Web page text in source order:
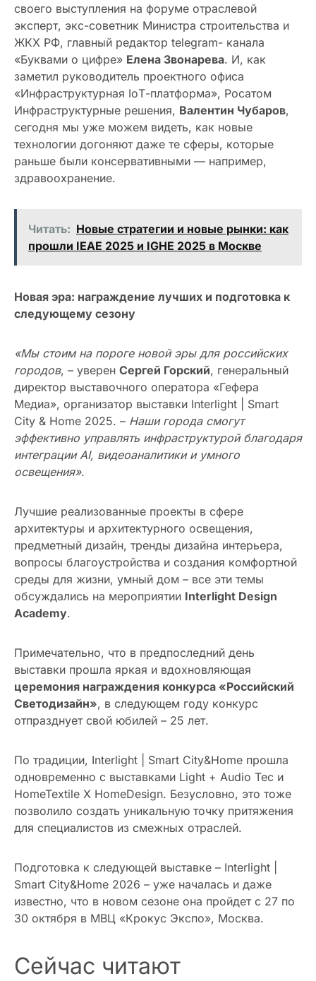
своего выступления на форуме отраслевой
эксперт, экс-советник Министра строительства и
ЖКХ РФ, главный редактор telegram- канала
«Буквами о цифре» Елена Звонарева. И, как
заметил руководитель проектного офиса
«Инфраструктурная IoТ-платформа», Росатом
Инфраструктурные решения, Валентин Чубаров,
сегодня мы уже можем видеть, как новые
технологии догоняют даже те сферы, которые
раньше были консервативными — например,
здравоохранение.
Читать: Новые стратегии и новые рынки: как
прошли IEAE 2025 и IGHE 2025 в Москве
Новая эра: награждение лучших и подготовка к
следующему сезону
«Мы стоим на пороге новой эры для российских
городов, – уверен Сергей Горский, генеральный
директор выставочного оператора «Гефера
Медиа», организатор выставки Interlight | Smart
City & Home 2025. – Наши города смогут
эффективно управлять инфраструктурой благодаря
интеграции AI, видеоаналитики и умного
освещения».
Лучшие реализованные проекты в сфере
архитектуры и архитектурного освещения,
предметный дизайн, тренды дизайна интерьера,
вопросы благоустройства и создания комфортной
среды для жизни, умный дом – все эти темы
обсуждались на мероприятии Interlight Design
Academy.
Примечательно, что в предпоследний день
выставки прошла яркая и вдохновляющая
церемония награждения конкурса «Российский
Светодизайн», в следующем году конкурс
отпразднует свой юбилей – 25 лет.
По традиции, Interlight | Smart City&Home прошла
одновременно с выставками Light + Audio Tec и
HomeTextile X HomeDesign. Безусловно, это тоже
позволило создать уникальную точку притяжения
для специалистов из смежных отраслей.
Подготовка к следующей выставке – Interlight |
Smart City&Home 2026 – уже началась и даже
известно, что в новом сезоне она пройдет с 27 по
30 октября в МВЦ «Крокус Экспо», Москва.
Сейчас читают